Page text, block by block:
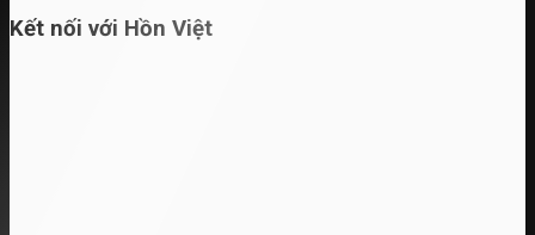
Kết nối với Hồn Việt